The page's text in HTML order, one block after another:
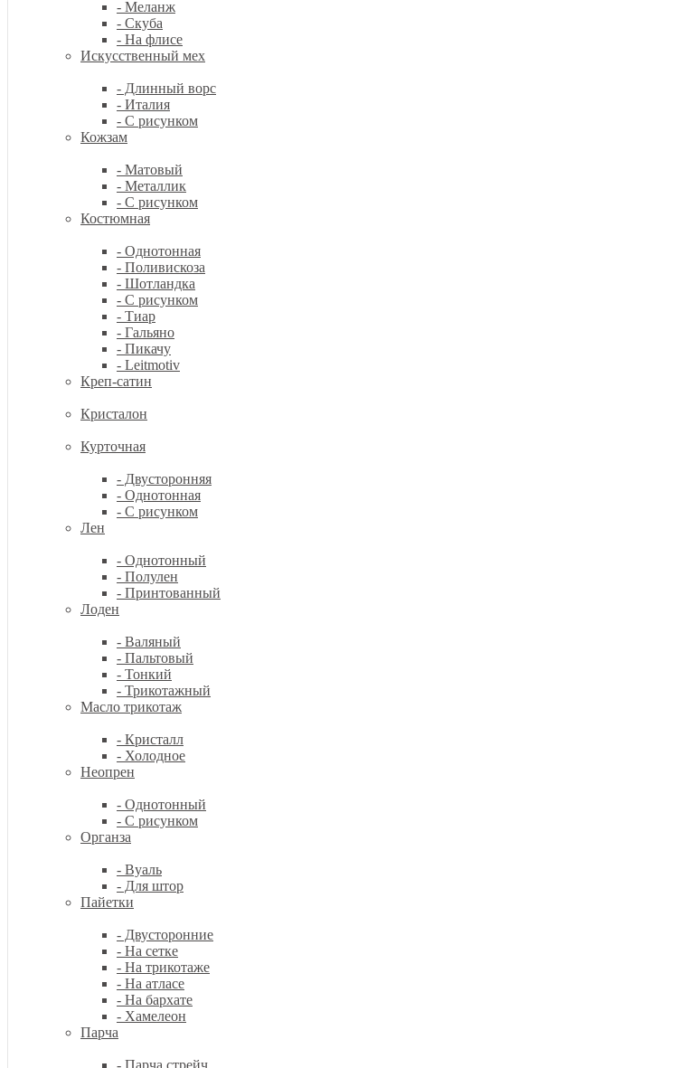
- Меланж
- Скуба
- На флисе
Искусственный мех
- Длинный ворс
- Италия
- С рисунком
Кожзам
- Матовый
- Металлик
- С рисунком
Костюмная
- Однотонная
- Поливискоза
- Шотландка
- С рисунком
- Тиар
- Гальяно
- Пикачу
- Leitmotiv
Креп-сатин
Кристалон
Курточная
- Двусторонняя
- Однотонная
- С рисунком
Лен
- Однотонный
- Полулен
- Принтованный
Лоден
- Валяный
- Пальтовый
- Тонкий
- Трикотажный
Масло трикотаж
- Кристалл
- Холодное
Неопрен
- Однотонный
- С рисунком
Органза
- Вуаль
- Для штор
Пайетки
- Двусторонние
- На сетке
- На трикотаже
- На атласе
- На бархате
- Хамелеон
Парча
- Парча стрейч